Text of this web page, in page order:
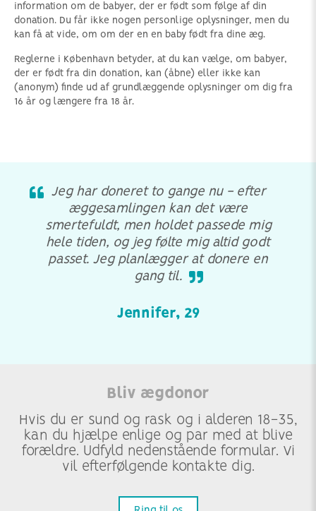
information om de babyer, der er født som følge af din
donation. Du får ikke nogen personlige oplysninger, men du
kan få at vide, om om der en en baby født fra dine æg.
Reglerne i København betyder, at du kan vælge, om babyer,
der er født fra din donation, kan (åbne) eller ikke kan
(anonym) finde ud af grundlæggende oplysninger om dig fra
16 år og længere fra 18 år.
Jeg har doneret to gange nu - efter
æggesamlingen kan det være
smertefuldt, men holdet passede mig
hele tiden, og jeg følte mig altid godt
passet. Jeg planlægger at donere en
gang til.
Jennifer, 29
Bliv ægdonor
Hvis du er sund og rask og i alderen 18-35,
kan du hjælpe enlige og par med at blive
forældre. Udfyld nedenstående formular. Vi
vil efterfølgende kontakte dig.